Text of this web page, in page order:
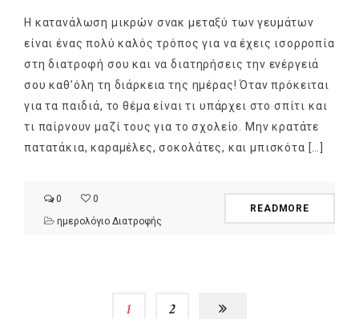
Η κατανάλωση μικρών σνακ μεταξύ των γευμάτων
είναι ένας πολύ καλός τρόπος για να έχεις ισορροπία
στη διατροφή σου και να διατηρήσεις την ενέργειά
σου καθ’όλη τη διάρκεια της ημέρας! Όταν πρόκειται
για τα παιδιά, το θέμα είναι τι υπάρχει στο σπίτι και
τι παίρνουν μαζί τους για το σχολείο. Μην κρατάτε
πατατάκια, καραμέλες, σοκολάτες, και μπισκότα […]
0
0
ημερολόγιο Διατροφής
READMORE
1 2